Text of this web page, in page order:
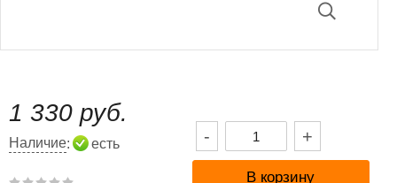
1 330 руб.
Наличие: есть - +